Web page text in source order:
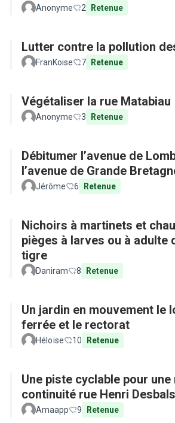
Anonyme 2 Retenue
Lutter contre la pollution
FranKoise 7 Retenue
Végétaliser la rue Matabiau
Anonyme 3 Retenue
Débitumer l’avenue de
l’avenue de Grande
Jérôme 6 Retenue
Nichoirs à martinets et
pièges à larves ou à adulte
tigre
Daniram 8 Retenue
Un jardin en mouvement le
ferrée et le rectorat
Héloïse 10 Retenue
Une piste cyclable pour
continuité rue Henri Desbals
Amaapp 9 Retenue